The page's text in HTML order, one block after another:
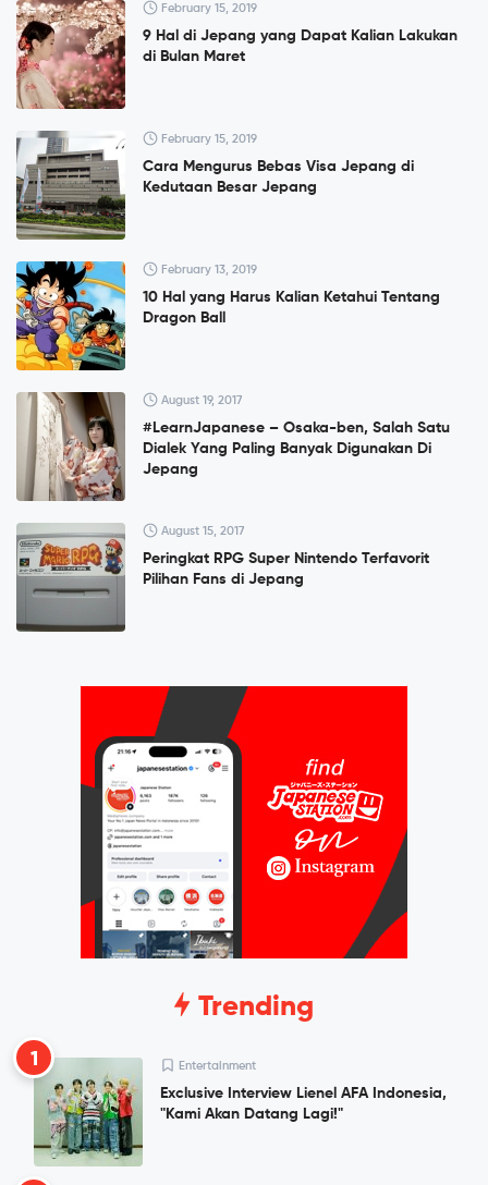
February 15, 2019
9 Hal di Jepang yang Dapat Kalian Lakukan
di Bulan Maret
February 15, 2019
Cara Mengurus Bebas Visa Jepang di
Kedutaan Besar Jepang
February 13, 2019
10 Hal yang Harus Kalian Ketahui Tentang
Dragon Ball
August 19, 2017
#LearnJapanese – Osaka-ben, Salah Satu
Dialek Yang Paling Banyak Digunakan Di
Jepang
August 15, 2017
Peringkat RPG Super Nintendo Terfavorit
Pilihan Fans di Jepang
Trending
1 Entertainment
Exclusive Interview Lienel AFA Indonesia,
"Kami Akan Datang Lagi!"